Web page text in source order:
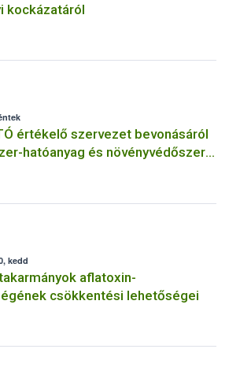
kockázatáról
értékelő szervezet bevonásáról
hatóanyag és növényvédőszer
továbbá a meglévő engedély
vagy módosítására irányuló
kedd
aflatoxin-
csökkentési lehetőségei